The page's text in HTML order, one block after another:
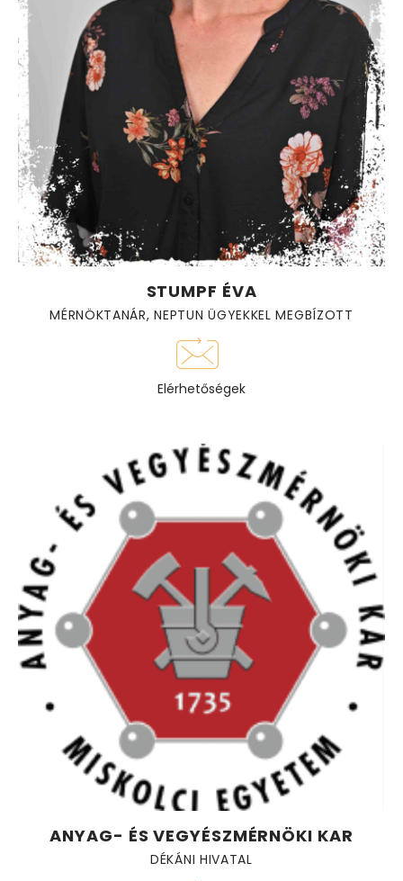
STUMPF ÉVA
MÉRNÖKTANÁR, NEPTUN ÜGYEKKEL MEGBÍZOTT
Elérhetőségek
ANYAG- ÉS VEGYÉSZMÉRNÖKI KAR
DÉKÁNI HIVATAL